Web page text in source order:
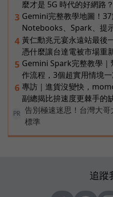
麼才是 5G 時代的好網路？
3 Gemini完整教學地圖！37
Notebooks、Spark、提
4 黃仁勳兆元宴永遠站最後
憑什麼讓台達電被市場重
5 Gemini Spark完整教學
作流程，3個超實用情境
6 專訪｜進貨沒變快，
副總揭比拚速度更棘手的
PR
告別極速迷思！台灣大
標準
追蹤